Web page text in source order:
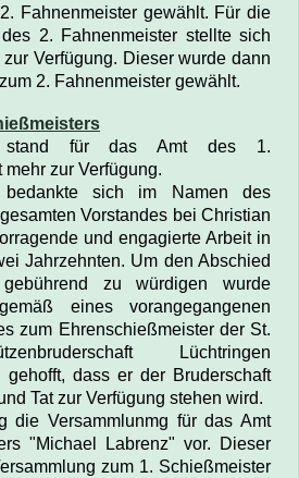
Fahnenmeister gewählt. Für die
2. Fahnenmeister stellte sich
Verfügung. Dieser wurde dann
2. Fahnenmeister gewählt.
stand für das Amt des 1.
zur Verfügung.
bedankte sich im Namen des
Vorstandes bei Christian
und engagierte Arbeit in
Jahrzehnten. Um den Abschied
zu würdigen wurde
eines vorangegangenen
zum Ehrenschießmeister der St.
Lüchtringen
gehofft, dass er der Bruderschaft
Tat zur Verfügung stehen wird.
die Versammlunmg für das Amt
"Michael Labrenz" vor. Dieser
zum 1. Schießmeister